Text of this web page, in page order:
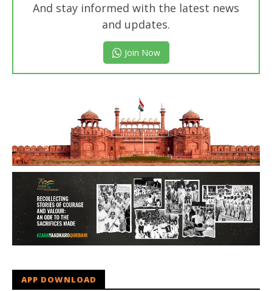
And stay informed with the latest news
and updates.
Join Now
APP DOWNLOAD